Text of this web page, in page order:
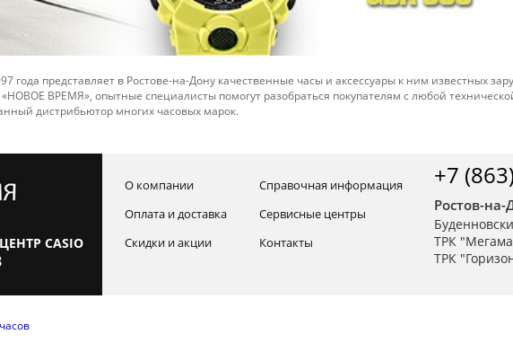
года представляет в Ростове-на-Дону качественные часы и аксессуары к ним известных
ВРЕМЯ», опытные специалисты помогут разобраться покупателям с любой
дистрибьютор многих часовых марок.
CASIO
О компании
Оплата и доставка
Скидки и акции
Справочная информация
Сервисные центры
Контакты
+7
Ростов-на-
ТРК
ТРК